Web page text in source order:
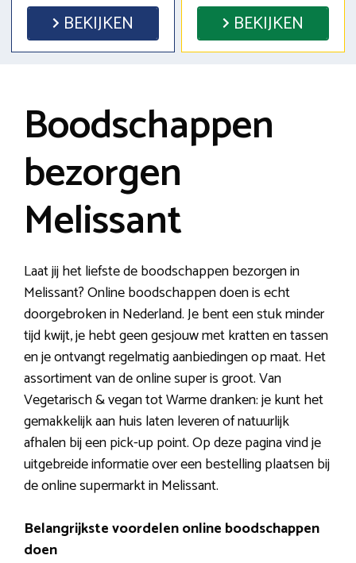
BEKIJKEN BEKIJKEN
Boodschappen
bezorgen
Melissant
Laat jij het liefste de boodschappen bezorgen in
Melissant? Online boodschappen doen is echt
doorgebroken in Nederland. Je bent een stuk minder
tijd kwijt, je hebt geen gesjouw met kratten en tassen
en je ontvangt regelmatig aanbiedingen op maat. Het
assortiment van de online super is groot. Van
Vegetarisch & vegan tot Warme dranken: je kunt het
gemakkelijk aan huis laten leveren of natuurlijk
afhalen bij een pick-up point. Op deze pagina vind je
uitgebreide informatie over een bestelling plaatsen bij
de online supermarkt in Melissant.
Belangrijkste voordelen online boodschappen
doen